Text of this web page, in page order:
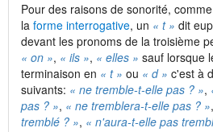
Pour des raisons de sonorité,
la forme interrogative, un « t » dit
devant les pronoms de la troisième
« on », « ils », « elles » sauf lorsque
terminaison en « t » ou « d » c'est à
suivants: « ne tremble-t-elle pas ? »,
pas ? », « ne tremblera-t-elle pas ? »,
tremblé ? », « n'aura-t-elle pas